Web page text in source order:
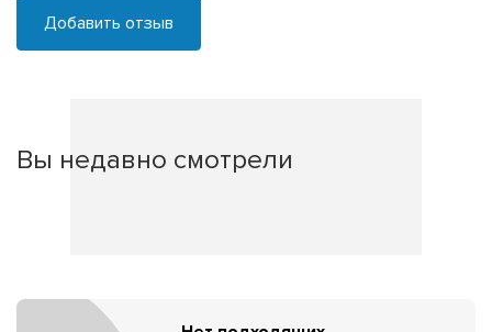
Добавить отзыв
Вы недавно смотрели